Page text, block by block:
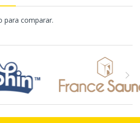
para comparar.